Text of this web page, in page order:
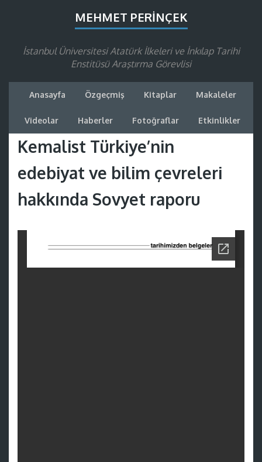
MEHMET PERINÇEK
İstanbul Üniversitesi Atatürk İlkeleri ve İnkılap Tarihi
Enstitüsü Araştırma Görevlisi
Anasayfa Özgeçmiş Kitaplar Makaleler
Videolar Haberler Fotoğraflar Etkinlikler
Kemalist Türkiye’nin
edebiyat ve bilim çevreleri
hakkında Sovyet raporu